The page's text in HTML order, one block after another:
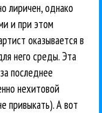
лиричен, однако
и при этом
оказывается в
него среды. Эта
последнее
нехитовой
привыкать). А вот